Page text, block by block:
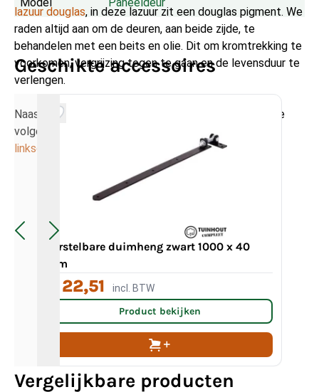
lazuur douglas, in deze lazuur zit een douglas pigment. We
raden altijd aan om de deuren, aan beide zijde, te
behandelen met een beits en olie. Dit om kromtrekking te
voorkomen, vergrijzing tegen te gaan en de levensduur te
verlengen.
Naast de paneeldeur rechtsdraaiend bieden wij ook de
volgende varianten paneeldeuren aan:
Paneeldeur
linksdraaiend
Geschikte accessoires
Verstelbare duimheng zwart 1000 x 40
mm
€ 22,51 incl. BTW
Product bekijken
Vergelijkbare producten